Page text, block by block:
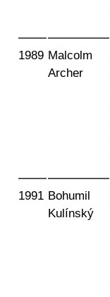
1989 Malcolm
Archer
1991 Bohumil
Kulínský